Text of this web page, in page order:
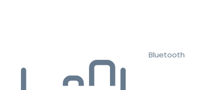
Bluetooth